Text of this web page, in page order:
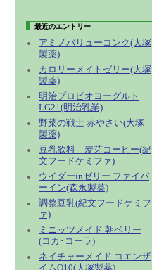
最近のエントリー
アミノバリューコンク(大塚
製薬)
カロリーメイトゼリー(大塚
製薬)
明治プロピオヨーグルト
LG21(明治乳業)
野菜の戦士 赤やさい(大塚
製薬)
豆乳飲料 麦芽コーヒー(紀
文フードケミファ)
ウイダーinゼリー ファイバ
ーイン(森永製菓)
調整豆乳(紀文フードケミフ
ァ)
ミニッツメイド 朝ベリー
(コカ･コーラ)
ネイチャーメイド コエンザ
イムQ10(大塚製薬)